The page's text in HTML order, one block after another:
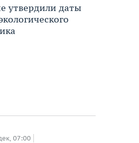
утвердили даты
07:00